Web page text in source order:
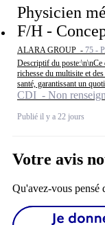
Physicien
F/H -
ALARA GROUP - 75 -
Descriptif du
richesse du multisite et
santé, garantissant un
CDI - Non
Publié il y a 22 jours
Votre avis
Qu'avez-vous pensé